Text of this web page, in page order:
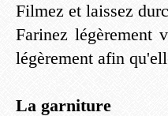
Filmez et laissez
Farinez légèrement
légèrement afin
La garniture